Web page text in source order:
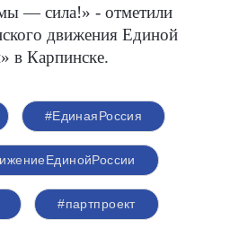
— сила!» - отметили
движения Единой
в Карпинске.
#‎ЕдинаяРоссия
#партпроект